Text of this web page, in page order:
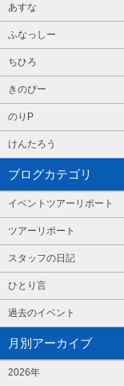
あすな
ふなっしー
ちひろ
きのぴー
のりP
けんたろう
ブログカテゴリ
イベントツアーリポート
ツアーリポート
スタッフの日記
ひとり言
過去のイベント
月別アーカイブ
2026年